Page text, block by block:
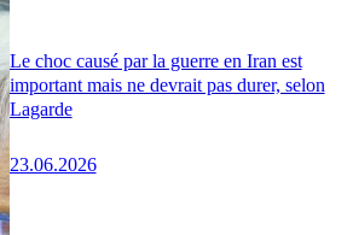
Le choc causé par la guerre en Iran est
important mais ne devrait pas durer, selon
Lagarde
23.06.2026